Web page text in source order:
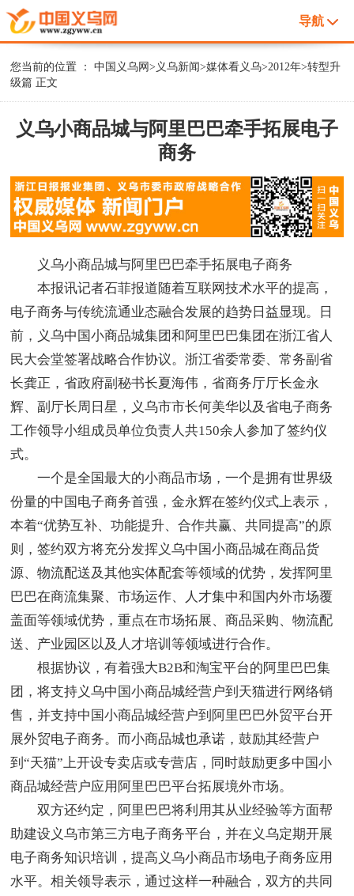
导航
您当前的位置 ：中国义乌网> 义乌新闻>媒体看义乌>2012年>转型升
级篇 正文
义乌小商品城与阿里巴巴牵手拓展电子
商务
义乌小商品城与阿里巴巴牵手拓展电子商务
本报讯记者石菲报道随着互联网技术水平的提高，
电子商务与传统流通业态融合发展的趋势日益显现。日
前，义乌中国小商品城集团和阿里巴巴集团在浙江省人
民大会堂签署战略合作协议。浙江省委常委、常务副省
长龚正，省政府副秘书长夏海伟，省商务厅厅长金永
辉、副厅长周日星，义乌市市长何美华以及省电子商务
工作领导小组成员单位负责人共150余人参加了签约仪
式。
一个是全国最大的小商品市场，一个是拥有世界级
份量的中国电子商务首强，金永辉在签约仪式上表示，
本着“优势互补、功能提升、合作共赢、共同提高”的原
则，签约双方将充分发挥义乌中国小商品城在商品货
源、物流配送及其他实体配套等领域的优势，发挥阿里
巴巴在商流集聚、市场运作、人才集中和国内外市场覆
盖面等领域优势，重点在市场拓展、商品采购、物流配
送、产业园区以及人才培训等领域进行合作。
根据协议，有着强大B2B和淘宝平台的阿里巴巴集
团，将支持义乌中国小商品城经营户到天猫进行网络销
售，并支持中国小商品城经营户到阿里巴巴外贸平台开
展外贸电子商务。而小商品城也承诺，鼓励其经营户
到“天猫”上开设专卖店或专营店，同时鼓励更多中国小
商品城经营户应用阿里巴巴平台拓展境外市场。
双方还约定，阿里巴巴将利用其从业经验等方面帮
助建设义乌市第三方电子商务平台，并在义乌定期开展
电子商务知识培训，提高义乌小商品市场电子商务应用
水平。相关领导表示，通过这样一种融合，双方的共同